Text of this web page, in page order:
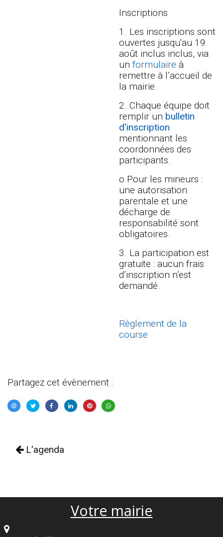
Inscriptions
1. Les inscriptions sont
ouvertes jusqu'au 19
août inclus inclus, via
un formulaire à
remettre à l’accueil de
la mairie.
2. Chaque équipe doit
remplir un bulletin
d'inscription
mentionnant les
coordonnées des
participants.
o Pour les mineurs :
une autorisation
parentale et une
décharge de
responsabilité sont
obligatoires.
3. La participation est
gratuite : aucun frais
d’inscription n’est
demandé.
Règlement de la
course
Partagez cet évènement :
L'agenda
Votre mairie